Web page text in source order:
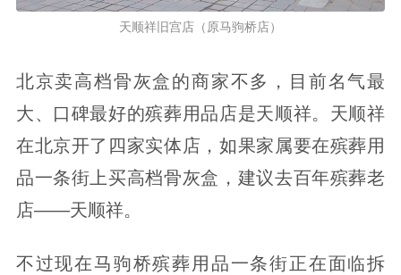
天顺祥旧宫店（原马驹桥店）
北京卖高档骨灰盒的商家不多，目前名气最
大、口碑最好的殡葬用品店是天顺祥。天顺祥
在北京开了四家实体店，如果家属要在殡葬用
品一条街上买高档骨灰盒，建议去百年殡葬老
店——天顺祥。
不过现在马驹桥殡葬用品一条街正在面临拆